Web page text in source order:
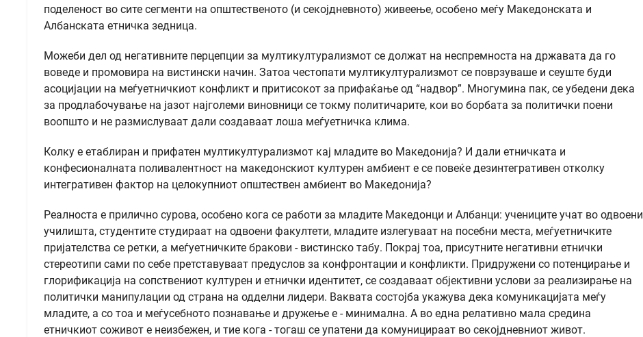
поделеност во сите сегменти на општественото (и секојдневното) живеење, особено меѓу Македонската и
Албанската етничка зедница.
Можеби дел од негативните перцепции за мултикултурализмот се должат на неспремноста на државата да го
воведе и промовира на вистински начин. Затоа честопати мултикултурализмот се поврзуваше и сеуште буди
асоцијации на меѓуетничкиот конфликт и притисокот за прифаќање од “надвор”. Многумина пак, се убедени дека
за продлабочување на јазот најголеми виновници се токму политичарите, кои во борбата за политички поени
воопшто и не размислуваат дали создаваат лоша меѓуетничка клима.
Колку е етаблиран и прифатен мултикултурализмот кај младите во Македонија? И дали етничката и
конфесионалната поливалентност на македонскиот културен амбиент е се повеќе дезинтегративен отколку
интегративен фактор на целокупниот општествен амбиент во Македонија?
Реалноста е прилично сурова, особено кога се работи за младите Македонци и Албанци: учениците учат во одвоени
училишта, студентите студираат на одвоени факултети, младите излегуваат на посебни места, меѓуетничките
пријателства се ретки, а меѓуетничките бракови - вистинско табу. Покрај тоа, присутните негативни етнички
стереотипи сами по себе претставуваат предуслов за конфронтации и конфликти. Придружени со потенцирање и
глорификација на сопствениот културен и етнички идентитет, се создаваат објективни услови за реализирање на
политички манипулации од страна на одделни лидери. Ваквата состојба укажува дека комуникацијата меѓу
младите, а со тоа и меѓусебното познавање и дружење е - минимална. А во една релативно мала средина
етничкиот соживот е неизбежен, и тие кога - тогаш се упатени да комуницираат во секојдневниот живот.